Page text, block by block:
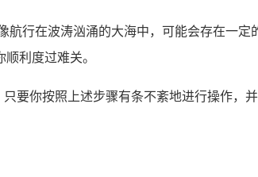
航行在波涛汹涌的大海中，可能会存在一
利度过难关。
要你按照上述步骤有条不紊地进行操作